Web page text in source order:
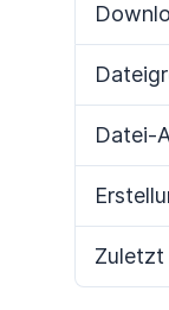
Datei-
Zuletzt